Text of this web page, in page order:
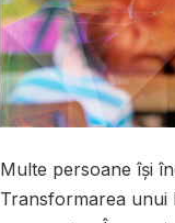
Multe persoane își
Transformarea